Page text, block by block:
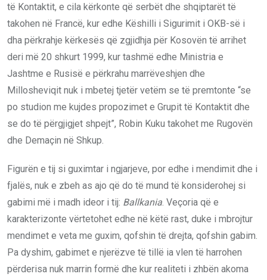
të Kontaktit, e cila kërkonte që serbët dhe shqiptarët të
takohen në Francë, kur edhe Këshilli i Sigurimit i OKB-së i
dha përkrahje kërkesës që zgjidhja për Kosovën të arrihet
deri më 20 shkurt 1999, kur tashmë edhe Ministria e
Jashtme e Rusisë e përkrahu marrëveshjen dhe
Millosheviqit nuk i mbetej tjetër vetëm se të premtonte “se
po studion me kujdes propozimet e Grupit të Kontaktit dhe
se do të përgjigjet shpejt”, Robin Kuku takohet me Rugovën
dhe Demaçin në Shkup.
Figurën e tij si guximtar i ngjarjeve, por edhe i mendimit dhe i
fjalës, nuk e zbeh as ajo që do të mund të konsiderohej si
gabimi më i madh ideor i tij: Ballkania . Veçoria që e
karakterizonte vërtetohet edhe në këtë rast, duke i mbrojtur
mendimet e veta me guxim, qofshin të drejta, qofshin gabim.
Pa dyshim, gabimet e njerëzve të tillë ia vlen të harrohen
përderisa nuk marrin formë dhe kur realiteti i zhbën akoma